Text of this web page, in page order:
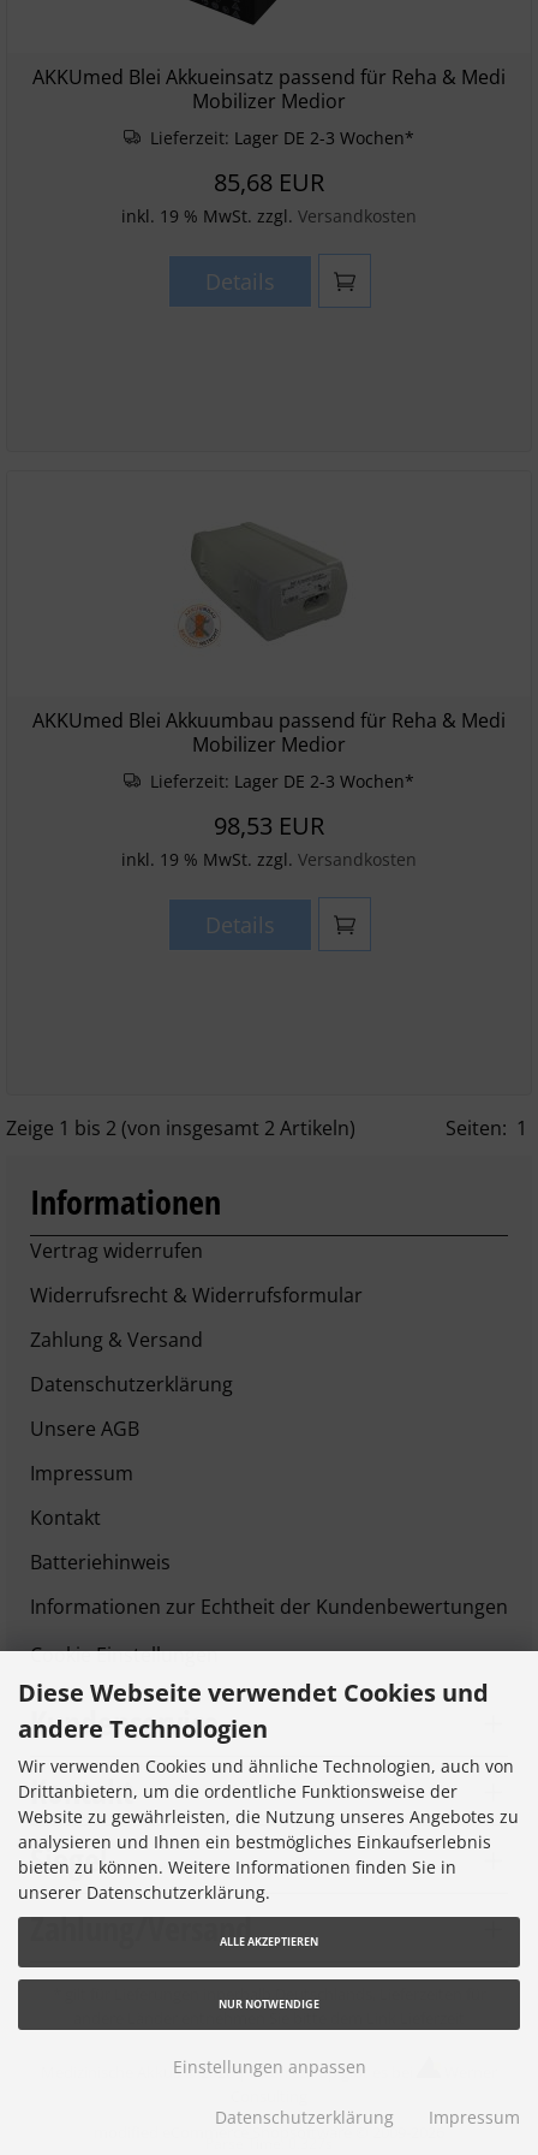
AKKUmed Blei Akkueinsatz passend für Reha & Medi
Mobilizer Medior
Lieferzeit: Lager DE 2-3 Wochen*
85,68 EUR
inkl. 19 % MwSt. zzgl. Versandkosten
Details
AKKUmed Blei Akkuumbau passend für Reha & Medi
Mobilizer Medior
Lieferzeit: Lager DE 2-3 Wochen*
98,53 EUR
inkl. 19 % MwSt. zzgl. Versandkosten
Details
Zeige 1 bis 2 (von insgesamt 2 Artikeln) Seiten: 1
Informationen
Vertrag widerrufen
Widerrufsrecht & Widerrufsformular
Zahlung & Versand
Datenschutzerklärung
Unsere AGB
Impressum
Kontakt
Batteriehinweis
Informationen zur Echtheit der Kundenbewertungen
Cookie Einstellungen
Kundenservice
Kontakt
Siegel
Zahlung/Versand
Medizinische Akkus © 2026 |Ihren eShop gibt es bei
ified eCommerce Shopsoftware © 2009-2026
Diese Webseite verwendet Cookies und
andere Technologien
Wir verwenden Cookies und ähnliche Technologien, auch von
Drittanbietern, um die ordentliche Funktionsweise der
Website zu gewährleisten, die Nutzung unseres Angebotes zu
analysieren und Ihnen ein bestmögliches Einkaufserlebnis
bieten zu können. Weitere Informationen finden Sie in
unserer Datenschutzerklärung.
ALLE AKZEPTIEREN
NUR NOTWENDIGE
Einstellungen anpassen
Datenschutzerklärung Impressum